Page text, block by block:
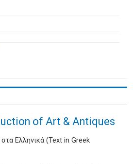
of Art & Antiques
Ελληνικά (Text in Greek